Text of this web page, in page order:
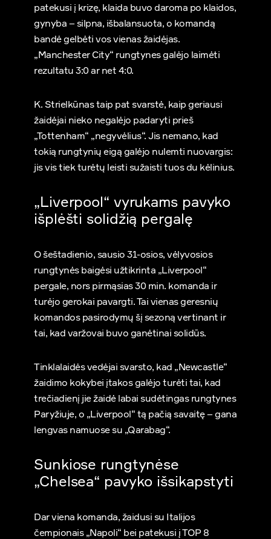
patekusi į krizę, klaida buvo daroma po klaidos,
gynyba – silpna, išbalansuota, o komandą
bandė gelbėti vos vienas žaidėjas.
„Manchester City“ rungtynes galėjo laimėti
rezultatu 3:0 ar net 4:0.
K. Strielkūnas taip pat svarstė, kaip geriausi
žaidėjai nieko negalėjo padaryti prieš
„Tottenham“ „negyvėlius“. Jis nemano, kad
tokią rungtynių eigą galėjo nulemti nuovargis:
jis vis tiek turėtų leisti sužaisti tuos du kėlinius.
„Liverpool“ vyrukams pavyko
išplėšti solidžią pergalę
O šeštadienio, sausio 31-osios, vėlyvosios
rungtynės baigėsi užtikrinta „Liverpool“
pergale, nors pirmąsias 30 min. komanda ir
turėjo gerokai pavargti. Tai vienas geresnių
komandos pasirodymų šį sezoną vertinant ir
tai, kad varžovai buvo ganėtinai solidūs.
Tinklalaidės vedėjai svarsto, kad „Newcastle“
žaidimo kokybei įtakos galėjo turėti tai, kad
trečiadienį jie žaidė labai sudėtingas rungtynes
Paryžiuje, o „Liverpool“ tą pačią savaitę – gana
lengvas namuose su „Qarabag“.
Sunkiose rungtynėse
„Chelsea“ pavyko išsikapstyti
Dar viena komanda, žaidusi su Italijos
čempionais „Napoli“ bei patekusi į TOP 8